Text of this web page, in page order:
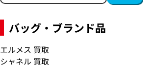
バッグ・ブランド品
エルメス 買取
シャネル 買取